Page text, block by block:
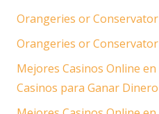
Orangeries or
Orangeries or
Mejores Casinos Online en
Casinos para Ganar Dinero